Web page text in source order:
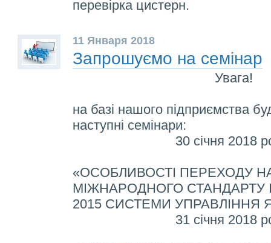
перевірка цистерн.
11 Января 2018
Запрошуємо на семінар
Увага!
на базі нашого підприємства
наступні семінари:
30 січня 2018
«ОСОБЛИВОСТІ ПЕРЕХОДУ
МІЖНАРОДНОГО СТАНДАРТУ
2015 СИСТЕМИ УПРАВЛІННЯ
31 січня 2018